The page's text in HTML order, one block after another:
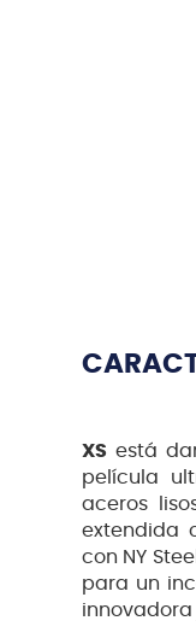
XS está
película
aceros
extendida
con NY
para un
innovadora